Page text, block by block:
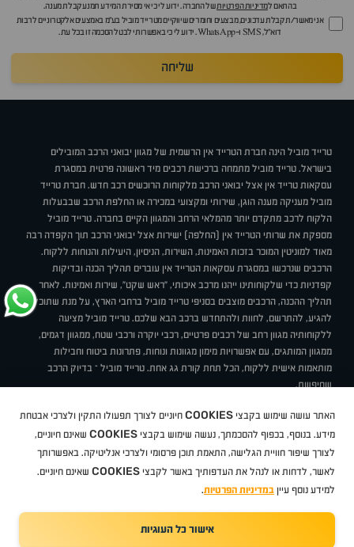
בהתאם למדיניות הפרטיותשל החברה. ידוע לי כי אי מסירת המידע תמנע קבלת מענה.
אני מאשר/ת קבלת עדכונים, מבצעים וחומרים שיווקיים מטרייד מוביל בע"מ באמצעים אלקטרוניים לרבות
דוא״ל, SMS ו-WhatsApp. ידוע לי כי באפשרותי לבטל הסכמה זו בכל עת.
שליחה
טרייד מוביל הינה חברת הטרייד אין הרשמית של מגוון יבואני הרכב המובילים
בישראל. טרייד מוביל מתמחה ברכישת רכבים מיד ראשונה פרטית במסגרת
עסקאות טרייד אין אצל יבואני הרכב מלקוחות הרוכשים רכב חדש. חברת טרייד
מוביל מעניקה מענה הוגן, שירותי ומקצועי במכירה או החלפת הרכב שבבעלות
הלקוח לרכב מתקדם יותר מהמלאי הרחב והמגוון הקיים בחברה. טרייד מוביל
מספקת את שרותי הטרייד אין (החלפה) ישירות אצל יבואני הרכב תוך הקפדה רבה
מאוד למוניטין המוכר בזכות האמינות, השירות, הניסיון, היעילות והנוחות ללקוח.
הרכבים שנרכשו במסגרת עסקאות הטרייד אין עוברים תהליך הכנה ובדיקות
קפדניות כדי שלקוחותינו ייהנו מרכב איכותי, "ראש שקט", שירות ואמינות. לאחר
תהליך ההכנה, הרכבים מוצבים בסניפי טרייד מוביל ברחבי הארץ, על מנת שתוכלו
להגיע, להתרשם, לחוות ולהתחדש ברכב הבא שלכם. טרייד מוביל מציעה
ללקוחותיה מגוון רחב של רכבים פרטיים, רכבי יוקרה ורכבי שטח, ממגוון דגמים,
ממגוון המותגים, עם אפשרויות מימון מגוונות ונוחות, פתרונות ביטוח וחבילות
מותאמות אישית ללקוח, הכל תחת קורת גג אחת. טרייד מוביל – בדיוק הרכב
שחיפשת.
תקנוןBUY BACKמבצעיםמגזין טרייד מובילאיך זה עובד? דרושים
ניהול העדפות עוגיות
סיטרואן אופלפיג'וMG
Geelyמזדהבי ווי דיצ'רי טסלהניסאןטויוטהדאצ'יהפולקסווגןטסלה
ב מ וולקסוסאאודיסקודהיונדאירנושברולט
TradeMobile instagram
TradeMobile facebook
האתר עושה שימוש בקבצי COOKIES חיוניים לצורך תפעולו התקין ולצרכי אבטחת
מידע. בנוסף, בכפוף להסכמתך, נעשה שימוש בקבצי COOKIES שאינם חיוניים,
לצורך שיפור חוויית הגלישה, התאמת תוכן פרסומי ולצרכי אנליטיקה. באפשרותך
לאשר, לדחות או לנהל את העדפותיך באשר לקבצי COOKIES שאינם חיוניים.
למידע נוסף עיין במדיניות הפרטיות.
אישור כל העוגיות